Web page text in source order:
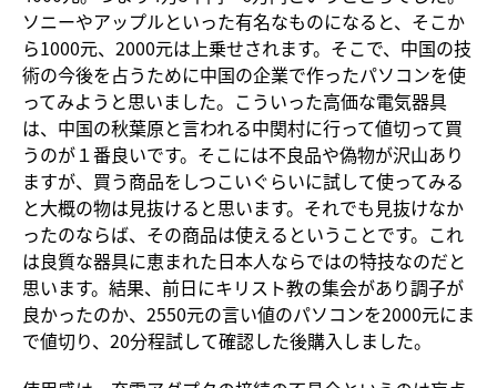
ソニーやアップルといった有名なものになると、そこか
ら1000元、2000元は上乗せされます。そこで、中国の技
術の今後を占うために中国の企業で作ったパソコンを使
ってみようと思いました。こういった高価な電気器具
は、中国の秋葉原と言われる中関村に行って値切って買
うのが１番良いです。そこには不良品や偽物が沢山あり
ますが、買う商品をしつこいぐらいに試して使ってみる
と大概の物は見抜けると思います。それでも見抜けなか
ったのならば、その商品は使えるということです。これ
は良質な器具に恵まれた日本人ならではの特技なのだと
思います。結果、前日にキリスト教の集会があり調子が
良かったのか、2550元の言い値のパソコンを2000元にま
で値切り、20分程試して確認した後購入しました。